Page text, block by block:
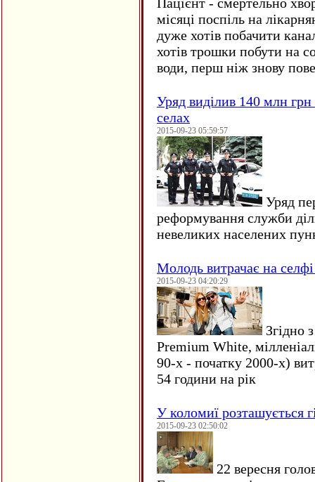
місяці поспіль на
дуже хотів побачити
хотів трошки побути на
води, перш ніж знову
Уряд виділив 140 млн
селах
2015-09-23 05:59:57
Уряд
реформування служби
невеликих населених
Молодь витрачає на
2015-09-23 04:20:29
Згідно
Premium White,
90-х - початку 2000-х)
54 години на рік
У коломиї розташується
2015-09-23 02:50:02
22 вересня